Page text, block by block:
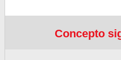
Concepto